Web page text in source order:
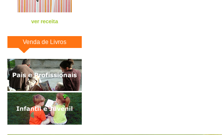
ver receita
Venda de Livros